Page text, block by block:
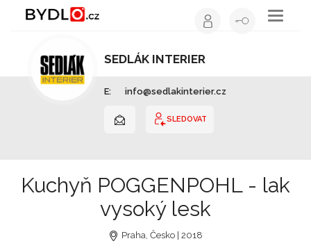
Toggle
SEDLÁK INTERIER
E: info@sedlakinterier.cz
SLEDOVAT
Kuchyň POGGENPOHL - lak
vysoký lesk
Praha, Česko | 2018